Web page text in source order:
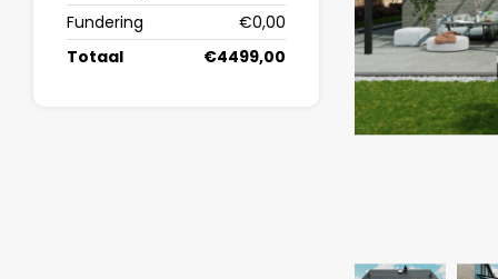
Fundering
€0,00
Totaal
€4499,00